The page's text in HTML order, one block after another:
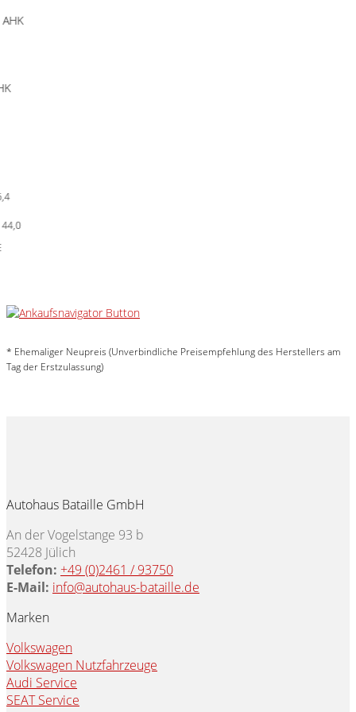
* Ehemaliger Neupreis (Unverbindliche Preisempfehlung des Herstellers am
Tag der Erstzulassung)
Autohaus Bataille GmbH
An der Vogelstange 93 b
52428 Jülich
Telefon: +49 (0)2461 / 93750
E-Mail: info@autohaus-bataille.de
Marken
Volkswagen
Volkswagen Nutzfahrzeuge
Audi Service
SEAT Service